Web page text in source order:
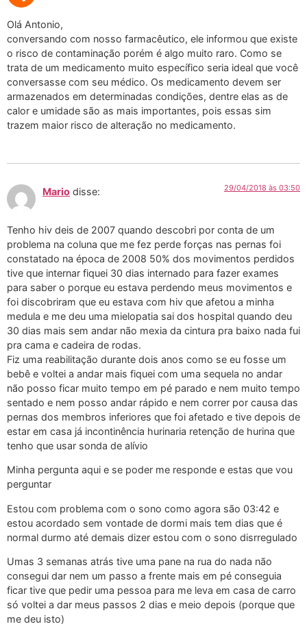
Olá Antonio,
conversando com nosso farmacêutico, ele informou que existe
o risco de contaminação porém é algo muito raro. Como se
trata de um medicamento muito específico seria ideal que você
conversasse com seu médico. Os medicamento devem ser
armazenados em determinadas condições, dentre elas as de
calor e umidade são as mais importantes, pois essas sim
trazem maior risco de alteração no medicamento.
Mario disse: 29/04/2018 às 03:50
Tenho hiv deis de 2007 quando descobri por conta de um
problema na coluna que me fez perde forças nas pernas foi
constatado na época de 2008 50% dos movimentos perdidos
tive que internar fiquei 30 dias internado para fazer exames
para saber o porque eu estava perdendo meus movimentos e
foi discobriram que eu estava com hiv que afetou a minha
medula e me deu uma mielopatia sai dos hospital quando deu
30 dias mais sem andar não mexia da cintura pra baixo nada fui
pra cama e cadeira de rodas.
Fiz uma reabilitação durante dois anos como se eu fosse um
bebê e voltei a andar mais fiquei com uma sequela no andar
não posso ficar muito tempo em pé parado e nem muito tempo
sentado e nem posso andar rápido e nem correr por causa das
pernas dos membros inferiores que foi afetado e tive depois de
estar em casa já incontinência hurinaria retenção de hurina que
tenho que usar sonda de alívio
Minha pergunta aqui e se poder me responde e estas que vou
perguntar
Estou com problema com o sono como agora são 03:42 e
estou acordado sem vontade de dormi mais tem dias que é
normal durmo até demais dizer estou com o sono disrregulado
Umas 3 semanas atrás tive uma pane na rua do nada não
consegui dar nem um passo a frente mais em pé conseguia
ficar tive que pedir uma pessoa para me leva em casa de carro
só voltei a dar meus passos 2 dias e meio depois (porque que
me deu isto)